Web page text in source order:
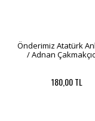
Önderimiz Atatürk
/ Adnan
180,00 TL